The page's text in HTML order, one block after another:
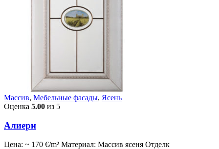
Массив, Мебельные фасады, Ясень
Оценка 5.00 из 5
Алиери
Цена: ~ 170 €/m² Материал: Массив ясеня Отделк